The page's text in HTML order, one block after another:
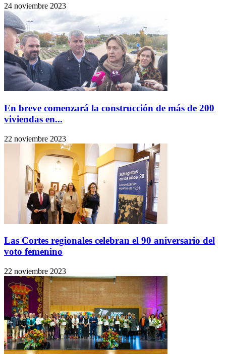
24 noviembre 2023
En breve comenzará la construcción de más de 200
viviendas en...
22 noviembre 2023
Las Cortes regionales celebran el 90 aniversario del
voto femenino
22 noviembre 2023